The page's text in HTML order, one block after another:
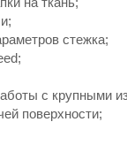
стежка;
с крупными
поверхности;